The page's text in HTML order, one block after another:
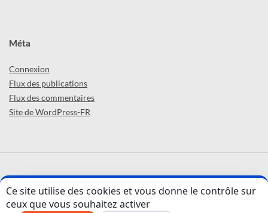
Méta
Connexion
Flux des publications
Flux des commentaires
Site de WordPress-FR
ABCD'R (parThinkR) © 2026 -Confidentialité
Ce site utilise des cookies et vous donne le contrôle sur
ceux que vous souhaitez activer